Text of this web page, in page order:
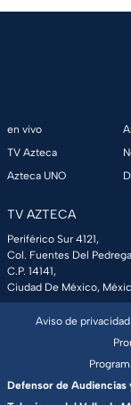
en vivo
TV Azteca
Azteca UNO
TV AZTECA
Periférico Sur 4121,
Col. Fuentes Del
C.P. 14141,
Ciudad De México,
Aviso de privacidad
Defensor de Audiencias